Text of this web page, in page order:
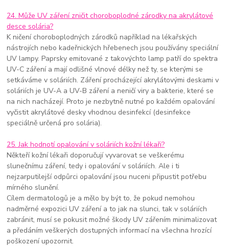
24. Může UV záření zničit choroboplodné zárodky na akrylátové
desce solária?
K ničení choroboplodných zárodků například na lékařských
nástrojích nebo kadeřnických hřebenech jsou používány speciální
UV lampy. Paprsky emitované z takovýchto lamp patří do spektra
UV-C záření a mají odlišné vlnové délky než ty, se kterými se
setkáváme v soláriích. Záření procházející akrylátovými deskami v
soláriích je UV-A a UV-B záření a neničí viry a bakterie, které se
na nich nacházejí. Proto je nezbytně nutné po každém opalování
vyčistit akrylátové desky vhodnou desinfekcí (desinfekce
speciálně určená pro solária).
25. Jak hodnotí opalování v soláriích kožní lékaři?
Někteří kožní lékaři doporučují vyvarovat se veškerému
slunečnímu záření, tedy i opalování v soláriích. Ale i ti
nejzarputilejší odpůrci opalování jsou nuceni připustit potřebu
mírného slunění.
Cílem dermatologů je a mělo by být to, že pokud nemohou
nadměrné expozici UV záření a to jak na slunci, tak v soláriích
zabránit, musí se pokusit možné škody UV zářením minimalizovat
a předáním veškerých dostupných informací na všechna hrozící
poškození upozornit.